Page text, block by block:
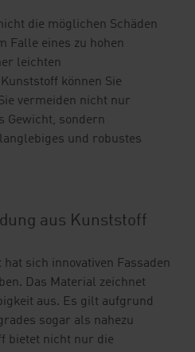
die möglichen Schäden
Falle eines zu hohen
leichten
können Sie
vermeiden nicht nur
Gewicht, sondern
und robustes
aus Kunststoff
sich innovativen Fassaden
Das Material zeichnet
aus. Es gilt aufgrund
sogar als nahezu
bietet nicht nur die